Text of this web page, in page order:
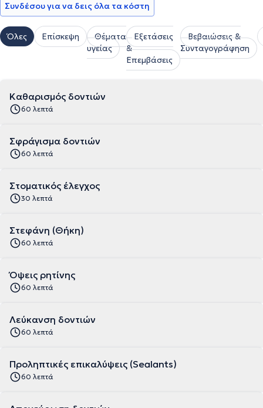
Συνδέσου για να δεις όλα τα κόστη
Όλες Επίσκεψη
Θέματα
υγείας
Εξετάσεις
&
Επεμβάσεις
Βεβαιώσεις &
Συνταγογράφηση
Καθαρισμός δοντιών
60 λεπτά
Σφράγισμα δοντιών
60 λεπτά
Στοματικός έλεγχος
30 λεπτά
Στεφάνη (Θήκη)
60 λεπτά
Όψεις ρητίνης
60 λεπτά
Λεύκανση δοντιών
60 λεπτά
Προληπτικές επικαλύψεις (Sealants)
60 λεπτά